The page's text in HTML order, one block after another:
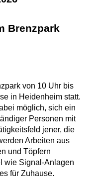
Brenzpark
von 10 Uhr bis
in Heidenheim statt.
möglich, sich ein
Personen mit
jener, die
Arbeiten aus
und Töpfern
wie Signal-Anlagen
für Zuhause.